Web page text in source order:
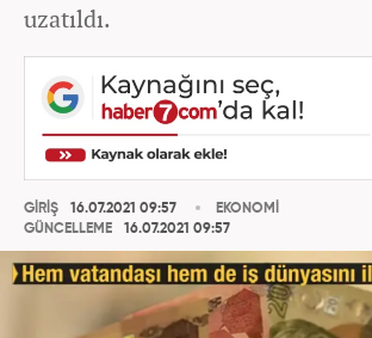
uzatıldı.
GİRİŞ
16.07.2021 09:57
GÜNCELLEME
16.07.2021 09:57
EKONOMİ